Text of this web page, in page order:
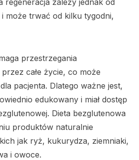
może trwać od kilku tygodni,
przestrzegania
całe życie, co może
pacjenta. Dlatego ważne jest,
edukowany i miał dostęp
Dieta bezglutenowa
produktów naturalnie
jak ryż, kukurydza, ziemniaki,
i owoce.